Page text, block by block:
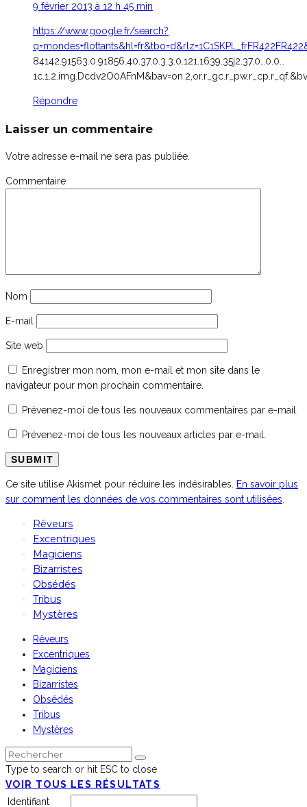
9 février 2013 à 12 h 45 min
https://www.google.fr/search?
84142.91563.0.91856.40.37.0.3.3.0.121.1639.35j2.37.0…0.0…
Répondre
Laisser un commentaire
Votre adresse e-mail ne sera pas publiée.
Commentaire
Nom
E-mail
Site web
Enregistrer mon nom, mon e-mail et mon site dans le
navigateur pour mon prochain commentaire.
Prévenez-moi de tous les nouveaux commentaires par e-mail.
Prévenez-moi de tous les nouveaux articles par e-mail.
Ce site utilise Akismet pour réduire les indésirables.
En savoir plus
sur comment les données de vos commentaires sont utilisées
Rêveurs
Excentriques
Magiciens
Bizarristes
Obsédés
Tribus
Mystères
Rêveurs
Excentriques
Magiciens
Bizarristes
Obsédés
Tribus
Mystères
Type to search or hit ESC to close
VOIR TOUS LES RÉSULTATS
Identifiant